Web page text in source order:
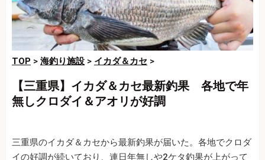
TOP > 海釣り施設 > イカダ＆カセ >
【三重県】イカダ＆カセ最新釣果 各地で年
無しクロダイ＆アオリが好調
三重県のイカダ＆カセから最新釣果が届いた。各地でクロダ
イの好調が続いており、連日年無しや2ケタ釣果が上がって